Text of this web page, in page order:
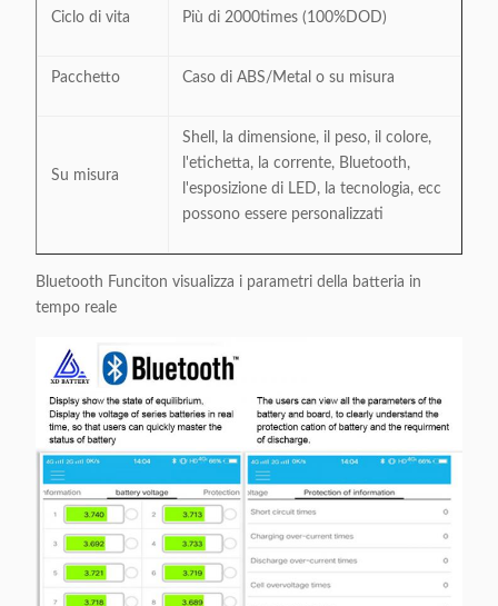
Ciclo di vita Più di 2000times (100%DOD)
Pacchetto Caso di ABS/Metal o su misura
Su misura
Shell, la dimensione, il peso, il colore,
l'etichetta, la corrente, Bluetooth,
l'esposizione di LED, la tecnologia, ecc
possono essere personalizzati
Bluetooth Funciton visualizza i parametri della batteria in
tempo reale